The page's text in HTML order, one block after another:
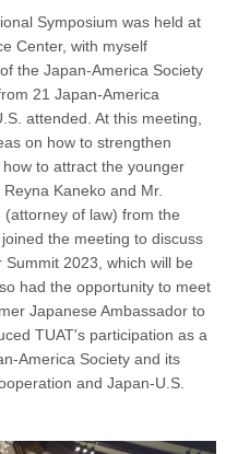
Symposium was held at
Center, with myself
the Japan-America Society
21 Japan-America
attended. At this meeting,
on how to strengthen
to attract the younger
Kaneko and Mr.
of law) from the
the meeting to discuss
2023, which will be
had the opportunity to meet
Japanese Ambassador to
TUAT's participation as a
America Society and its
and Japan-U.S.